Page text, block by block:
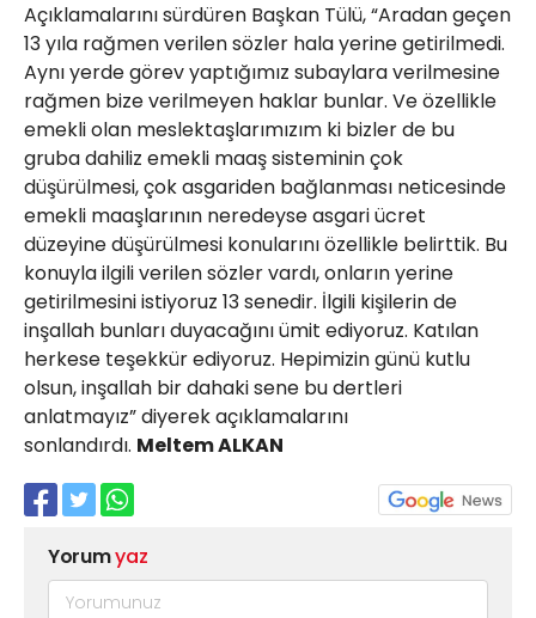
Açıklamalarını sürdüren Başkan Tülü, “Aradan geçen
13 yıla rağmen verilen sözler hala yerine getirilmedi.
Aynı yerde görev yaptığımız subaylara verilmesine
rağmen bize verilmeyen haklar bunlar. Ve özellikle
emekli olan meslektaşlarımızım ki bizler de bu
gruba dahiliz emekli maaş sisteminin çok
düşürülmesi, çok asgariden bağlanması neticesinde
emekli maaşlarının neredeyse asgari ücret
düzeyine düşürülmesi konularını özellikle belirttik. Bu
konuyla ilgili verilen sözler vardı, onların yerine
getirilmesini istiyoruz 13 senedir. İlgili kişilerin de
inşallah bunları duyacağını ümit ediyoruz. Katılan
herkese teşekkür ediyoruz. Hepimizin günü kutlu
olsun, inşallah bir dahaki sene bu dertleri
anlatmayız” diyerek açıklamalarını
sonlandırdı. Meltem ALKAN
Yorumyaz